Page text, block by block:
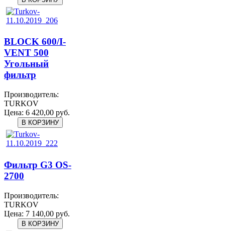
BLOCK 600/I-
VENT 500
Угольный
фильтр
Производитель:
TURKOV
Цена: 6 420,00 руб.
Фильтр G3 OS-
2700
Производитель:
TURKOV
Цена: 7 140,00 руб.